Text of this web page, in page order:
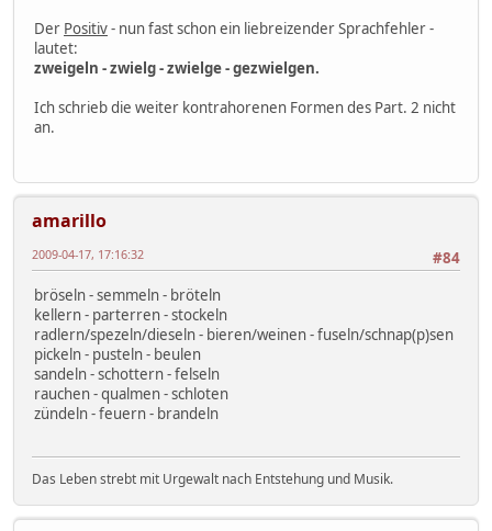
Der Positiv- nun fast schon ein liebreizender Sprachfehler -
lautet:
zweigeln - zwielg - zwielge - gezwielgen.
Ich schrieb die weiter kontrahorenen Formen des Part. 2 nicht
an.
amarillo
#84
2009-04-17, 17:16:32
bröseln - semmeln - bröteln
kellern - parterren - stockeln
radlern/spezeln/dieseln - bieren/weinen - fuseln/schnap(p)sen
pickeln - pusteln - beulen
sandeln - schottern - felseln
rauchen - qualmen - schloten
zündeln - feuern - brandeln
Das Leben strebt mit Urgewalt nach Entstehung und Musik.